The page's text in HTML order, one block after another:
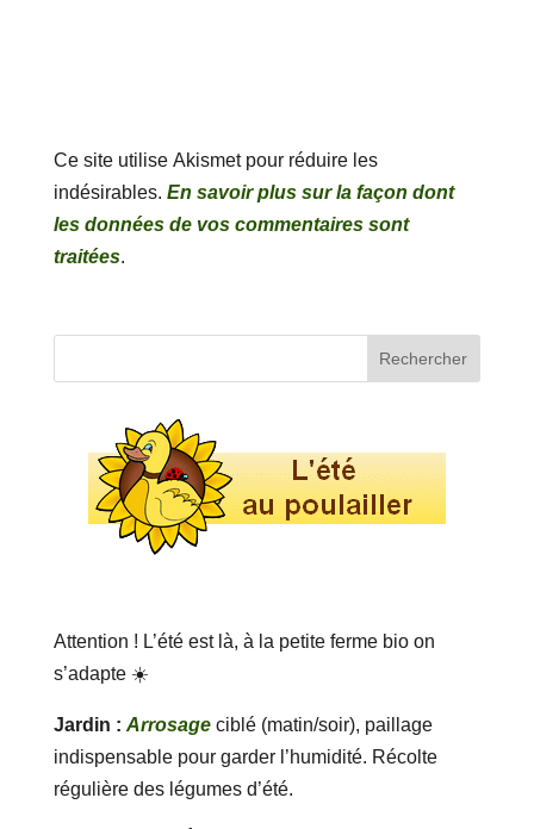
Ce site utilise Akismet pour réduire les
indésirables. En savoir plus sur la façon dont
les données de vos commentaires sont
traitées.
Attention ! L’été est là, à la petite ferme bio on
s’adapte ☀️
Jardin : Arrosageciblé (matin/soir), paillage
indispensable pour garder l’humidité. Récolte
régulière des légumes d’été.